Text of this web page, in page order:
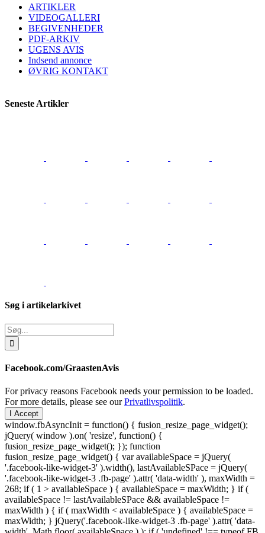
ARTIKLER
VIDEOGALLERI
BEGIVENHEDER
PDF-ARKIV
UGENS AVIS
Indsend annonce
ØVRIG KONTAKT
Seneste Artikler
Søg i artikelarkivet
Søg
efter:
Facebook.com/GraastenAvis
For privacy reasons Facebook needs your permission to be loaded.
For more details, please see ourPrivatlivspolitik.
I Accept
window.fbAsyncInit = function() { fusion_resize_page_widget();
jQuery( window ).on( 'resize', function() {
fusion_resize_page_widget(); }); function
fusion_resize_page_widget() { var availableSpace = jQuery(
'.facebook-like-widget-3' ).width(), lastAvailableSPace = jQuery(
'.facebook-like-widget-3 .fb-page' ).attr( 'data-width' ), maxWidth =
268; if ( 1 > availableSpace ) { availableSpace = maxWidth; } if (
availableSpace != lastAvailableSPace && availableSpace !=
maxWidth ) { if ( maxWidth < availableSpace ) { availableSpace =
maxWidth; } jQuery('.facebook-like-widget-3 .fb-page' ).attr( 'data-